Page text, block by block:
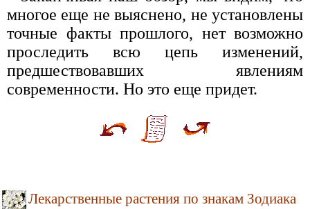
многое еще не выяснено, не установлены
точные факты прошлого, нет возможно
проследить всю цепь изменений,
предшествовавших явлениям
современности. Но это еще придет.
Лекарственные растения по знакам Зодиака